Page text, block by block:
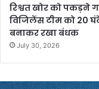
रिश्वत खोर को पकड़ने
विजिलेंस टीम को 20
बनाकर रखा बंधक
July 30, 2026